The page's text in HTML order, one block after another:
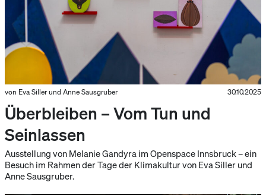
von Eva Siller und Anne Sausgruber 30.10.2025
Überbleiben – Vom Tun und
Seinlassen
Ausstellung von Melanie Gandyra im Openspace Innsbruck – ein
Besuch im Rahmen der Tage der Klimakultur von Eva Siller und
Anne Sausgruber.